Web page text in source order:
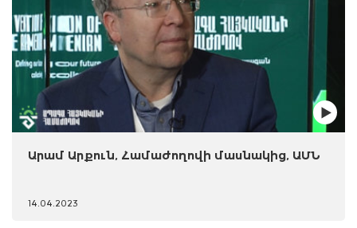
Արամ Արքուն, Համաժողովի մասնակից, ԱՄՆ
14.04.2023